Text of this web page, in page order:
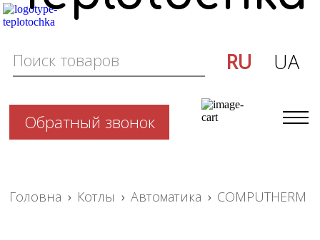
Обратный звонок
RU UA
Головна › Котлы › Автоматика › COMPUTHERM